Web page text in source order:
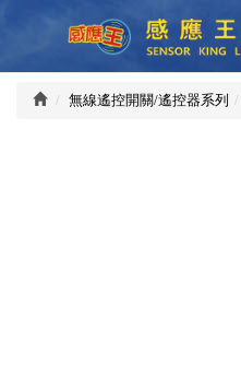
感
應
無線遙控開關/遙控器系列